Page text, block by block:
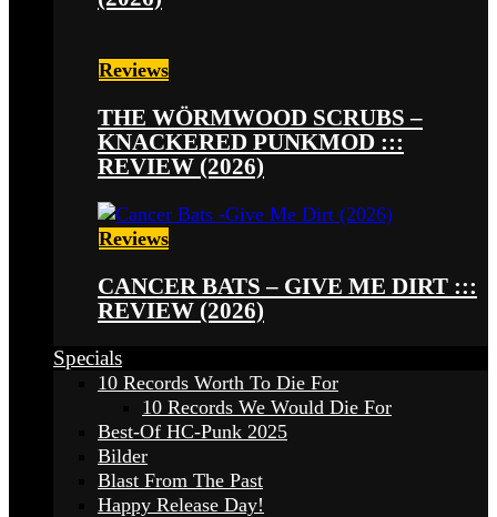
Reviews
THE WÖRMWOOD SCRUBS –
KNACKERED PUNKMOD :::
REVIEW (2026)
Reviews
CANCER BATS – GIVE ME DIRT :::
REVIEW (2026)
Specials
10 Records Worth To Die For
10 Records We Would Die For
Best-Of HC-Punk 2025
Bilder
Blast From The Past
Happy Release Day!